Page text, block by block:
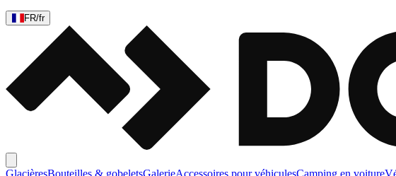
FR/fr
GlacièresBouteilles & gobeletsGalerieAccessoires pour véhiculesCamping en voiture